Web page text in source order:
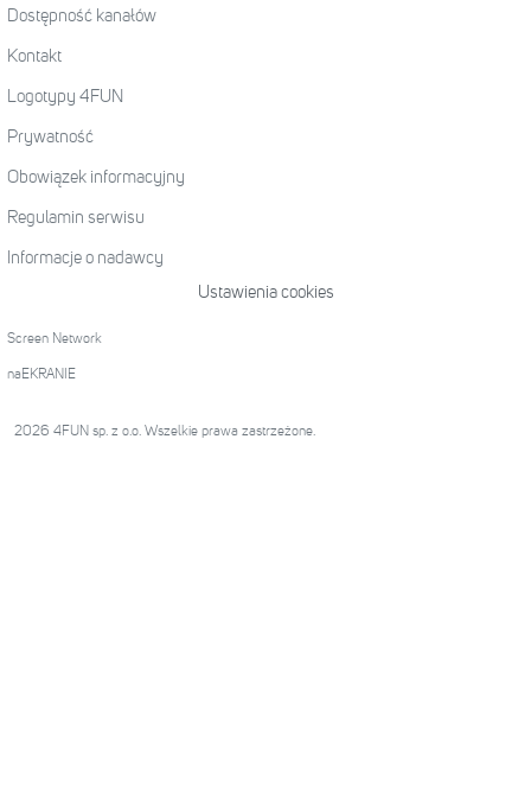
Dostępność kanałów
Kontakt
Logotypy 4FUN
Prywatność
Obowiązek informacyjny
Regulamin serwisu
Informacje o nadawcy
Ustawienia cookies
Screen Network
naEKRANIE
2026 4FUN sp. z o.o. Wszelkie prawa zastrzeżone.